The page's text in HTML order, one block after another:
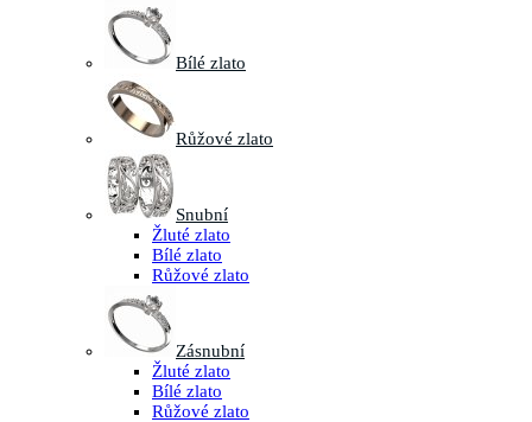
Bílé zlato
Růžové zlato
Snubní
Žluté zlato
Bílé zlato
Růžové zlato
Zásnubní
Žluté zlato
Bílé zlato
Růžové zlato